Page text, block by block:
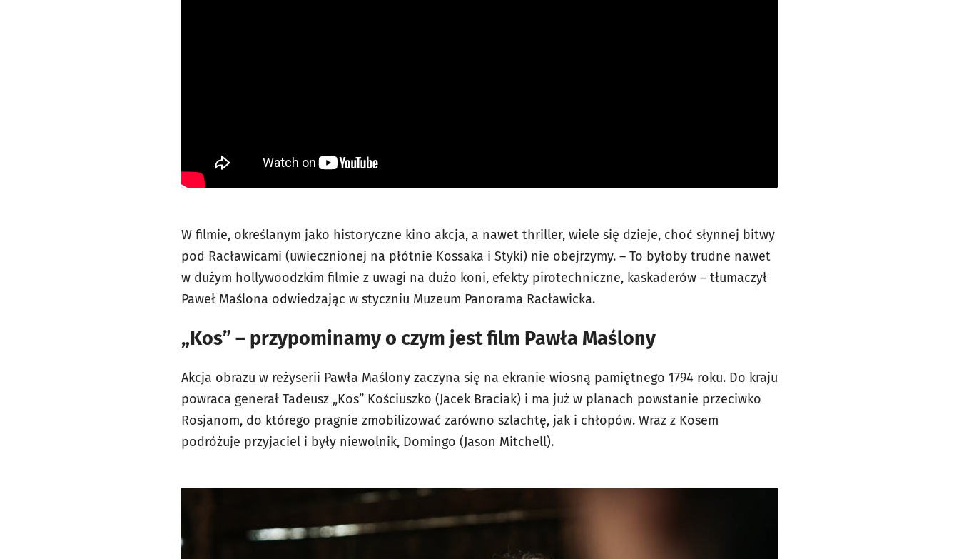
W filmie, określanym jako historyczne kino akcja, a nawet thriller, wiele się dzieje, choć słynnej bitwy
pod Racławicami (uwiecznionej na płótnie Kossaka i Styki) nie obejrzymy. – To byłoby trudne nawet
w dużym hollywoodzkim filmie z uwagi na dużo koni, efekty pirotechniczne, kaskaderów – tłumaczył
Paweł Maślona odwiedzając w styczniu Muzeum Panorama Racławicka.
„Kos” – przypominamy o czym jest film Pawła Maślony
Akcja obrazu w reżyserii Pawła Maślony zaczyna się na ekranie wiosną pamiętnego 1794 roku. Do kraju
powraca generał Tadeusz „Kos” Kościuszko (Jacek Braciak) i ma już w planach powstanie przeciwko
Rosjanom, do którego pragnie zmobilizować zarówno szlachtę, jak i chłopów. Wraz z Kosem
podróżuje przyjaciel i były niewolnik, Domingo (Jason Mitchell).